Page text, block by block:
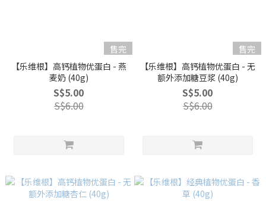
售完
【乐维根】高钙植物优蛋白 - 燕
麦奶 (40g)
S$5.00
S$6.00
售完
【乐维根】高钙植物优蛋白 - 无
额外添加糖豆浆 (40g)
S$5.00
S$6.00